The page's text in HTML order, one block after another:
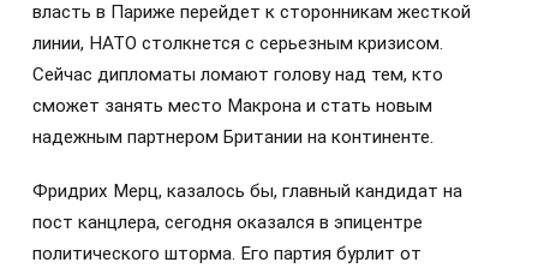
власть в Париже перейдет к сторонникам жесткой
линии, НАТО столкнется с серьезным кризисом.
Сейчас дипломаты ломают голову над тем, кто
сможет занять место Макрона и стать новым
надежным партнером Британии на континенте.
Фридрих Мерц, казалось бы, главный кандидат на
пост канцлера, сегодня оказался в эпицентре
политического шторма. Его партия бурлит от